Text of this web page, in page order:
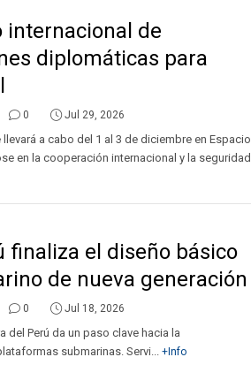
internacional de
diplomáticas para
0 Jul 29, 2026
llevará a cabo del 1 al 3 de diciembre en Espacio
en la cooperación internacional y la seguridad
finaliza el diseño básico
de nueva generación
0 Jul 18, 2026
del Perú da un paso clave hacia la
submarinas. Servi... +Info